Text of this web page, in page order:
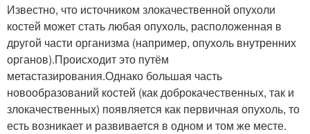
Известно, что источником злокачественной опухоли
костей может стать любая опухоль, расположенная в
другой части организма (например, опухоль внутренних
органов).Происходит это путём
метастазирования.Однако большая часть
новообразований костей (как доброкачественных, так и
злокачественных) появляется как первичная опухоль, то
есть возникает и развивается в одном и том же месте.